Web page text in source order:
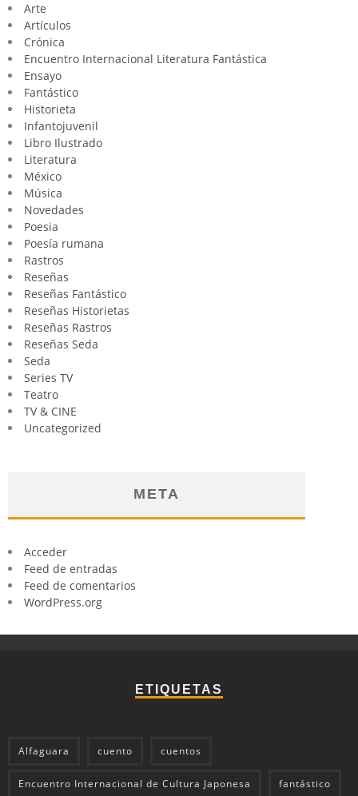
Arte
Artículos
Crónica
Encuentro Internacional Literatura Fantástica
Ensayo
Fantástico
Historieta
Infantojuvenil
Libro Ilustrado
Literatura
México
Música
Novedades
Poesia
Poesía rumana
Rastros
Reseñas
Reseñas Fantástico
Reseñas Historietas
Reseñas Rastros
Reseñas Seda
Seda
Series TV
Teatro
TV & CINE
Uncategorized
META
Acceder
Feed de entradas
Feed de comentarios
WordPress.org
ETIQUETAS
Alfaguara cuento cuentos
Encuentro Internacional de Cultura Japonesa fantástico